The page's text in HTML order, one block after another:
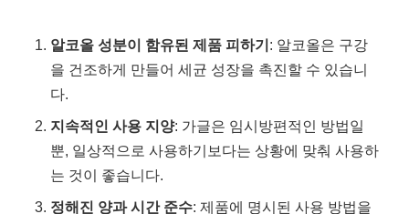
알코올 성분이 함유된 제품 피하기: 알코올은 구강
을 건조하게 만들어 세균 성장을 촉진할 수 있습니
다.
지속적인 사용 지양: 가글은 임시방편적인 방법일
뿐, 일상적으로 사용하기보다는 상황에 맞춰 사용하
는 것이 좋습니다.
정해진 양과 시간 준수: 제품에 명시된 사용 방법을